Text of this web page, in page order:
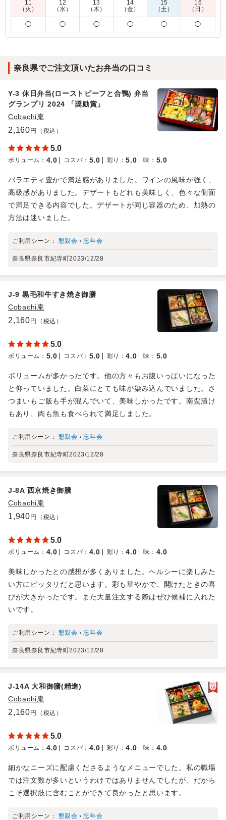
※画像にはパセリがございますが、現在パセリを使用しており
ません。ご了承くださいませ。
た。八宝菜？なのか野菜とお肉のあんかけのようなメニュ
んでしたが、大変喜ばれました。少量の注文でしたが、年
末の時期に大変助かりました。また機会があればと思いま
ご利用シーン：
11
（火）
12
（水）
13
（木）
14
（金）
15
（土）
16
（日）
◯ ◯ ◯ ◯ ◯ ◯
奈良県でご注文頂いたお弁当の口コミ
Y-3 休日弁当(ローストビーフと合鴨) 弁当
グランプリ 2024 「奨励賞」
Cobachi庵
2,160円（税込）
5.0
ボリューム ： 4.0 コスパ ： 5.0 彩り ：5.0 味 ： 5.0
バラエティ豊かで満足感がありました。ワインの風味が強く、
高級感がありました。デザートもどれも美味しく、色々な側面
で満足できる内容でした。デザートが同じ容器のため、加熱の
方法は迷いました。
ご利用シーン： 懇親会 ›忘年会
奈良県奈良市紀寺町2023/12/28
J-9 黒毛和牛すき焼き御膳
Cobachi庵
2,160円（税込）
5.0
ボリューム ： 5.0 コスパ ： 5.0 彩り ：4.0 味 ： 5.0
ボリュームが多かったです。他の方々もお腹いっぱいになった
と仰っていました。白菜にとても味が染み込んでいました。さ
つまいもご飯も手が混んでいて、美味しかったです。南蛮漬け
もあり、肉も魚も食べられて満足しました。
ご利用シーン： 懇親会 ›忘年会
奈良県奈良市紀寺町2023/12/28
J-8A 西京焼き御膳
Cobachi庵
1,940円（税込）
5.0
ボリューム ： 4.0 コスパ ： 4.0 彩り ：4.0 味 ： 4.0
美味しかったとの感想が多くありました。ヘルシーに楽しみた
い方にピッタリだと思います。彩も華やかで、開けたときの喜
びが大きかったです。また大量注文する際はぜひ候補に入れた
いです。
ご利用シーン： 懇親会 ›忘年会
奈良県奈良市紀寺町2023/12/28
J-14A 大和御膳(精進)
Cobachi庵
2,160円（税込）
5.0
ボリューム ： 4.0 コスパ ： 4.0 彩り ：4.0 味 ： 4.0
細かなニーズに配慮くださるようなメニューでした。私の職場
では注文数が多いというわけではありませんでしたが、だから
こそ選択肢に含むことができて良かったと思います。
ご利用シーン： 懇親会 ›忘年会